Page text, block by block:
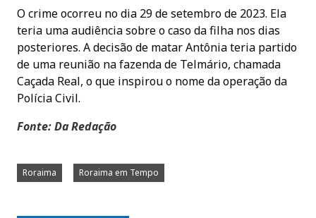
O crime ocorreu no dia 29 de setembro de 2023. Ela
teria uma audiência sobre o caso da filha nos dias
posteriores. A decisão de matar Antônia teria partido
de uma reunião na fazenda de Telmário, chamada
Caçada Real, o que inspirou o nome da operação da
Polícia Civil.
Fonte: Da Redação
Roraima Roraima em Tempo